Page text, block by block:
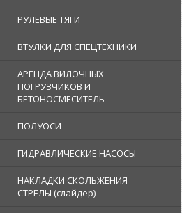
РУЛЕВЫЕ ТЯГИ
ВТУЛКИ ДЛЯ СПЕЦТЕХНИКИ
АРЕНДА ВИЛОЧНЫХ
ПОГРУЗЧИКОВ И
БЕТОНОСМЕСИТЕЛЬ
ПОЛУОСИ
ГИДРАВЛИЧЕСКИЕ НАСОСЫ
НАКЛАДКИ СКОЛЬЖЕНИЯ
СТРЕЛЫ (слайдер)